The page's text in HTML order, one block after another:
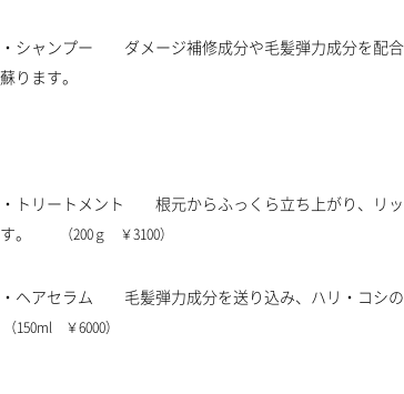
・シャンプー ダメージ補修成分や毛髪弾力成分を配
蘇ります。
（250ml ￥
・トリートメント 根元からふっくら立ち上がり、リ
す。
（200ｇ ￥3100）
・ヘアセラム 毛髪弾力成分を送り込み、ハリ
（150ml ￥6000）